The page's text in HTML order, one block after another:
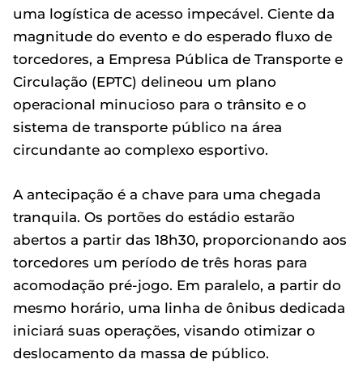
uma logística de acesso impecável. Ciente da
magnitude do evento e do esperado fluxo de
torcedores, a Empresa Pública de Transporte e
Circulação (EPTC) delineou um plano
operacional minucioso para o trânsito e o
sistema de transporte público na área
circundante ao complexo esportivo.
A antecipação é a chave para uma chegada
tranquila. Os portões do estádio estarão
abertos a partir das 18h30, proporcionando aos
torcedores um período de três horas para
acomodação pré-jogo. Em paralelo, a partir do
mesmo horário, uma linha de ônibus dedicada
iniciará suas operações, visando otimizar o
deslocamento da massa de público.